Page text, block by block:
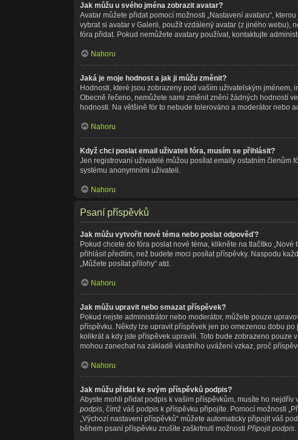
Jak můžu u svého jména zobrazit avatar?
Avatar můžete přidat pomocí možnosti „Nastavení avataru“,
vybrat si avatar v Galerii, použít vzdálený avatar (z jiného webu),
fóra přidat. Pokud nemůžete avatary používat, kontaktujte
Nahoru
Jaká je moje hodnost a jak ji můžu změnit?
Hodnosti, které jsou zobrazeny pod vaším uživatelským
Obecně řečeno, nemůžete sami změnit znění žádných hodností
hodnosti. Na většině fór to nebude tolerováno a moderátor nebo
Nahoru
Když chci poslat email uživateli fóra, musím se přihlásit?
Jen registrovaní uživatelé můžou posílat emaily ostatním členům
systému anonymními uživateli.
Nahoru
Psaní příspěvků
Jak můžu vytvořit nové téma nebo poslat odpověď?
Pokud chcete do fóra poslat nové téma, klikněte na tlačítko
přihlásit předtím, než budete moci posílat příspěvky. Naspodu
„Můžete posílat přílohy“ atd.
Nahoru
Jak můžu upravit nebo smazat příspěvek?
Pokud nejste administrátor nebo moderátor, můžete pouze
příspěvku. Někdy lze upravit příspěvek jen po omezenou dobu
kolikrát a kdy jste příspěvek upravili. Toto bude zobrazeno
mohou zanechat na základě vlastního uvážení vzkaz, proč
Nahoru
Jak můžu přidat ke svým příspěvků podpis?
Abyste mohli přidat podpis k vašim příspěvkům, musíte ho nejdřív
podpis, čímž váš podpis k příspěvku připojíte. Pomocí možnosti
„Výchozí nastavení příspěvků“ můžete automaticky připojit váš
během psaní příspěvku zrušíte zaškrtnutí možnosti Připojit podpis.